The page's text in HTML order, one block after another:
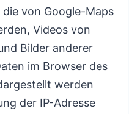
von Google-Maps
Videos von
Bilder anderer
im Browser des
werden
der IP-Adresse